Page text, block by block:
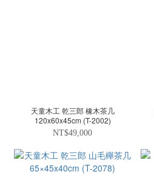
天童木工 乾三郎 橡木茶几
120x60x45cm (T-2002)
NT$49,000